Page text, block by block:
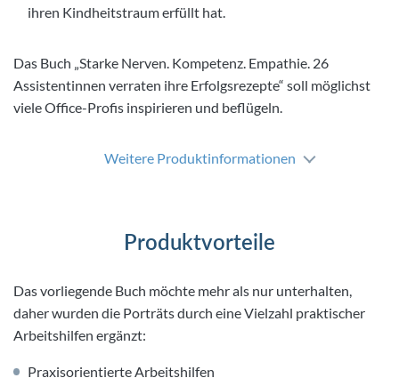
ihren Kindheitstraum erfüllt hat.
Das Buch „Starke Nerven. Kompetenz. Empathie. 26
Assistentinnen verraten ihre Erfolgsrezepte“ soll möglichst
viele Office-Profis inspirieren und beflügeln.
Weitere Produktinformationen
Produktvorteile
Das vorliegende Buch möchte mehr als nur unterhalten,
daher wurden die Porträts durch eine Vielzahl praktischer
Arbeitshilfen ergänzt:
Praxisorientierte Arbeitshilfen